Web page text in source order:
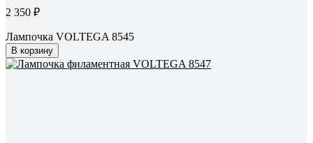
2 350 ₽
Лампочка VOLTEGA 8545
В корзину